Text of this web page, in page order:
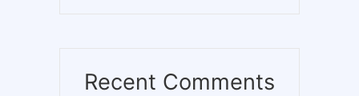
Recent Comments